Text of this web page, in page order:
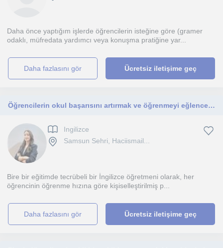
Daha önce yaptığım işlerde öğrencilerin isteğine göre (gramer
odaklı, müfredata yardımcı veya konuşma pratiğine yar...
daha fazlasını gör Ücretsiz iletişime geç
Öğrencilerin okul başarısını artırmak ve öğrenmeyi eğlenceli hale getirmek için ilkokul kademesinde özel ders veriyorum.
Ingilizce
Samsun Sehri, Haciismail...
Bire bir eğitimde tecrübeli bir İngilizce öğretmeni olarak, her
öğrencinin öğrenme hızına göre kişiselleştirilmiş p...
daha fazlasını gör Ücretsiz iletişime geç